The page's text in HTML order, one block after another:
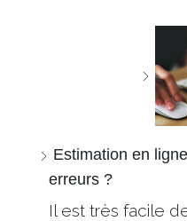
Estimation en
erreurs ?
Il est très facile